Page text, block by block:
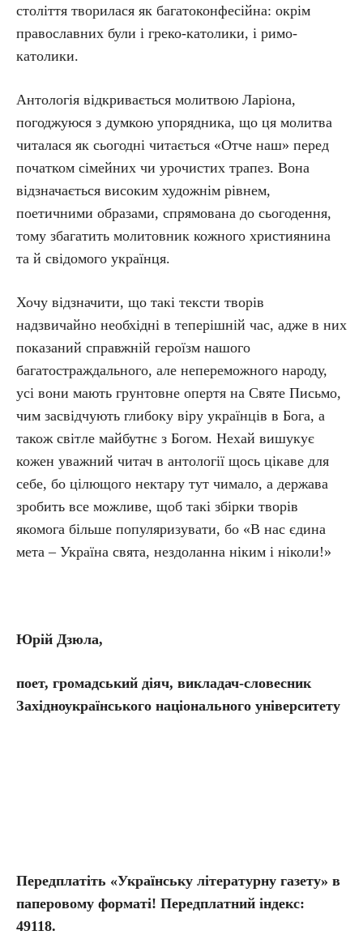
століття творилася як багатоконфесійна: окрім
православних були і греко-католики, і римо-
католики.
Антологія відкривається молитвою Ларіона,
погоджуюся з думкою упорядника, що ця молитва
читалася як сьогодні читається «Отче наш» перед
початком сімейних чи урочистих трапез. Вона
відзначається високим художнім рівнем,
поетичними образами, спрямована до сьогодення,
тому збагатить молитовник кожного християнина
та й свідомого українця.
Хочу відзначити, що такі тексти творів
надзвичайно необхідні в теперішній час, адже в них
показаний справжній героїзм нашого
багатостраждального, але непереможного народу,
усі вони мають грунтовне опертя на Святе Письмо,
чим засвідчують глибоку віру українців в Бога, а
також світле майбутнє з Богом. Нехай вишукує
кожен уважний читач в антології щось цікаве для
себе, бо цілющого нектару тут чимало, а держава
зробить все можливе, щоб такі збірки творів
якомога більше популяризувати, бо «В нас єдина
мета – Україна свята, нездоланна ніким і ніколи!»
Юрій Дзюла,
поет, громадський діяч, викладач-словесник
Західноукраїнського національного університету
Передплатіть «Українську літературну газету» в
паперовому форматі! Передплатний індекс:
49118.